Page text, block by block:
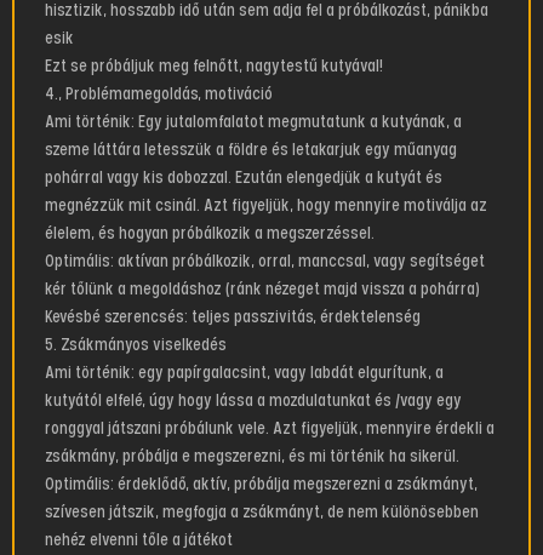
hisztizik, hosszabb idő után sem adja fel a próbálkozást, pánikba
esik
Ezt se próbáljuk meg felnőtt, nagytestű kutyával!
4., Problémamegoldás, motiváció
Ami történik: Egy jutalomfalatot megmutatunk a kutyának, a
szeme láttára letesszük a földre és letakarjuk egy műanyag
pohárral vagy kis dobozzal. Ezután elengedjük a kutyát és
megnézzük mit csinál. Azt figyeljük, hogy mennyire motiválja az
élelem, és hogyan próbálkozik a megszerzéssel.
Optimális: aktívan próbálkozik, orral, manccsal, vagy segítséget
kér tőlünk a megoldáshoz (ránk nézeget majd vissza a pohárra)
Kevésbé szerencsés: teljes passzivitás, érdektelenség
5. Zsákmányos viselkedés
Ami történik: egy papírgalacsint, vagy labdát elgurítunk, a
kutyától elfelé, úgy hogy lássa a mozdulatunkat és /vagy egy
ronggyal játszani próbálunk vele. Azt figyeljük, mennyire érdekli a
zsákmány, próbálja e megszerezni, és mi történik ha sikerül.
Optimális: érdeklődő, aktív, próbálja megszerezni a zsákmányt,
szívesen játszik, megfogja a zsákmányt, de nem különösebben
nehéz elvenni tőle a játékot